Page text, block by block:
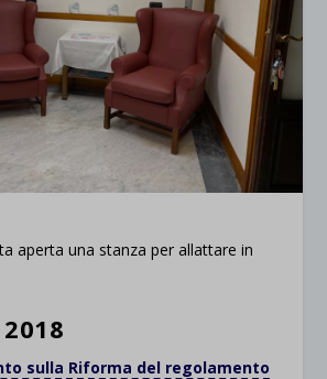
aperta una stanza per allattare in
sulla Riforma del regolamento